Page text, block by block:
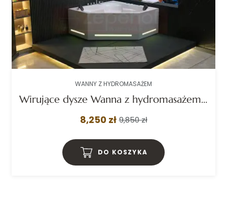
WANNY Z HYDROMASAŻEM
Wirujące dysze Wanna z hydromasażem BS-706 narożna 150cmx150cmx65cm 2x masaż karku z podgrzewaczem+pilot
8,250 zł 9,850 zł
DO KOSZYKA